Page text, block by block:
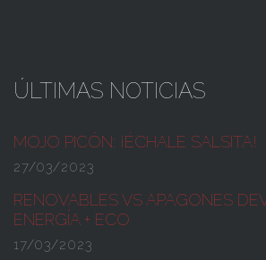
ÚLTIMAS NOTICIAS
MOJO PICÓN: ¡ÉCHALE SALSITA!
27/03/2023
RENOVABLES VS APAGONES
ENERGÍA + ECO
17/03/2023